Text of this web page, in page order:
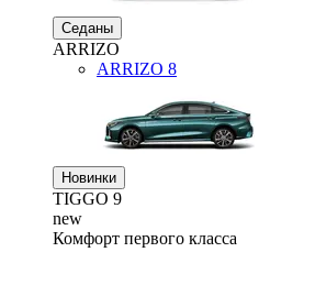
Седаны
ARRIZO
ARRIZO 8
Новинки
TIGGO 9
new
Комфорт первого класса